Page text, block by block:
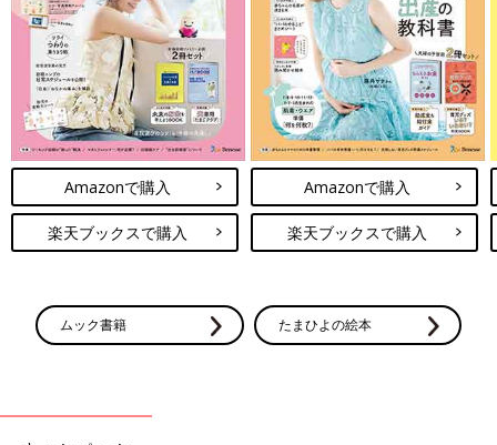
Amazonで購入
楽天ブックスで購入
Amazonで購入
楽天ブックスで購入
ムック書籍 たまひよの絵本